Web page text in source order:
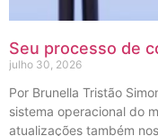
Seu processo de
julho 30, 2026
Por Brunella Tristão
sistema operacional do
atualizações também